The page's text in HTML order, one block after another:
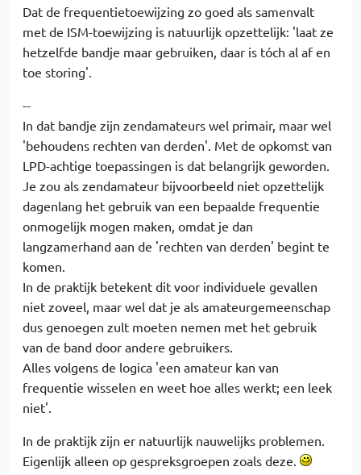
Dat de frequentietoewijzing zo goed als samenvalt
met de ISM-toewijzing is natuurlijk opzettelijk: 'laat ze
hetzelfde bandje maar gebruiken, daar is tóch al af en
toe storing'.
--
In dat bandje zijn zendamateurs wel primair, maar wel
'behoudens rechten van derden'. Met de opkomst van
LPD-achtige toepassingen is dat belangrijk geworden.
Je zou als zendamateur bijvoorbeeld niet opzettelijk
dagenlang het gebruik van een bepaalde frequentie
onmogelijk mogen maken, omdat je dan
langzamerhand aan de 'rechten van derden' begint te
komen.
In de praktijk betekent dit voor individuele gevallen
niet zoveel, maar wel dat je als amateurgemeenschap
dus genoegen zult moeten nemen met het gebruik
van de band door andere gebruikers.
Alles volgens de logica 'een amateur kan van
frequentie wisselen en weet hoe alles werkt; een leek
niet'.
In de praktijk zijn er natuurlijk nauwelijks problemen.
Eigenlijk alleen op gespreksgroepen zoals deze.